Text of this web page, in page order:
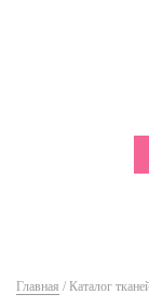
Главная / Каталог